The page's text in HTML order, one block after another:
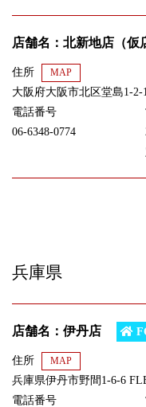
店舗名：北新地店（仮
住所 MAP
大阪府大阪市北区堂島1-2-
電話番号
06-6348-0774
兵庫県
店舗名：伊丹店
住所 MAP
兵庫県伊丹市野間1-6-6
電話番号